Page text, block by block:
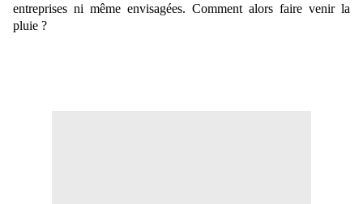
entreprises ni même envisagées. Comment alors faire venir la
pluie ?